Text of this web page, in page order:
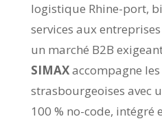
logistique Rhine-port,
services aux
un marché B2B
SIMAXaccompagne les
strasbourgeoises avec
100 % no-code, intégré